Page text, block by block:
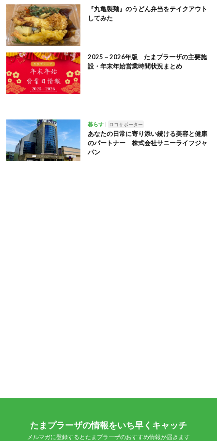
『丸亀製麺』のうどん弁当をテイクアウト
してみた
2025－2026年版 たまプラーザの主要施
設・年末年始営業時間状況まとめ
暮らす ロコサポーター
あなたの日常に寄り添い続ける美容と健康
のパートナー 株式会社サニーライフジャ
パン
たまプラーザの情報をいち早くキャッチ
メルマガに登録するとたまプラーザのおすすめ情報が届きます